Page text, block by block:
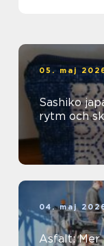
05. maj
Sashiko japanskt broderi med funktion,
rytm och
04. maj
Asfalt: Mer